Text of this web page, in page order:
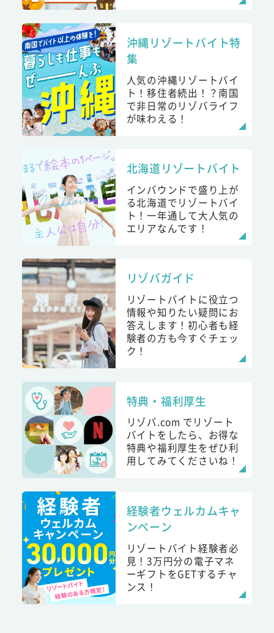
沖縄リゾートバイト特
集
人気の沖縄リゾートバイ
ト！移住者続出！？南国
で非日常のリゾバライフ
が味わえる！
北海道リゾートバイト
インバウンドで盛り上が
る北海道でリゾートバイ
ト！一年通して大人気の
エリアなんです！
リゾバガイド
リゾートバイトに役立つ
情報や知りたい疑問にお
答えします！初心者も経
験者の方も今すぐチェッ
ク！
特典・福利厚生
リゾバ.com でリゾート
バイトをしたら、お得な
特典や福利厚生をぜひ利
用してみてくださいね！
経験者ウェルカムキャ
ンペーン
リゾートバイト経験者必
見！3万円分の電子マネ
ーギフトをGETするチャ
ンス！